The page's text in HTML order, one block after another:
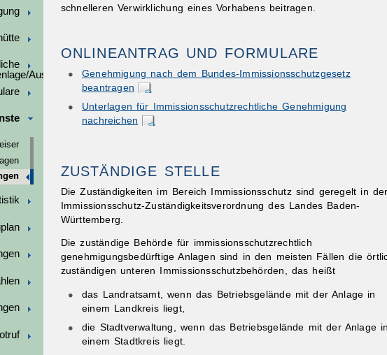
Ausschreibungen
schnelleren Verwirklichung eines Vorhabens beitragen.
ONLINEANTRAG UND FORMULARE
Genehmigung nach dem Bundes-Immissionsschutzgesetz
beantragen
Unterlagen für Immissionsschutzrechtliche Genehmigung
nachreichen
ZUSTÄNDIGE STELLE
Die Zuständigkeiten im Bereich Immissionsschutz sind geregelt in
Immissionsschutz-Zuständigkeitsverordnung des Landes Baden-
Württemberg.
Die zuständige Behörde für immissionsschutzrechtlich
genehmigungsbedürftige Anlagen sind in den meisten Fällen die
zuständigen unteren Immissionsschutzbehörden, das heißt
das Landratsamt, wenn das Betriebsgelände mit der Anlage in
einem Landkreis liegt,
die Stadtverwaltung, wenn das Betriebsgelände mit der Anlage
einem Stadtkreis liegt.